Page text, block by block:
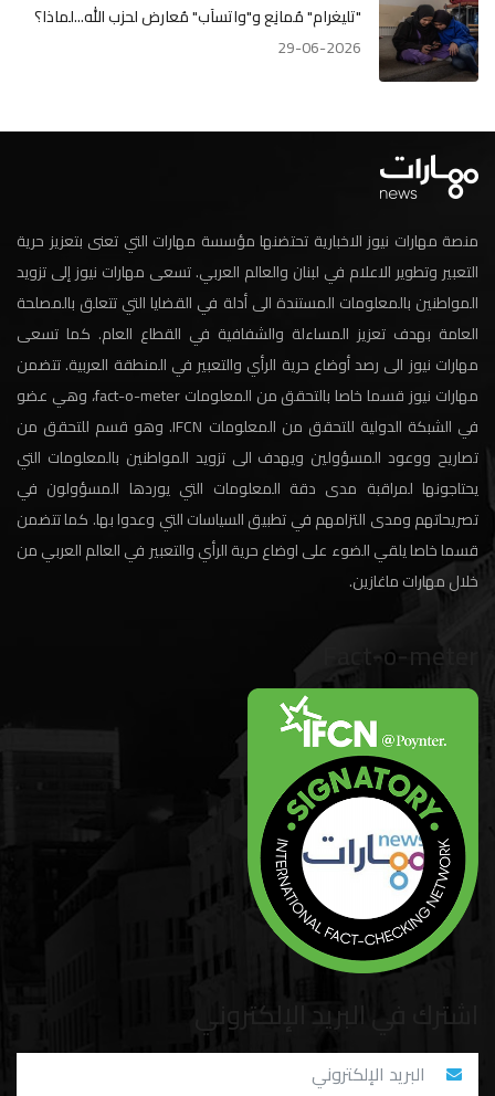
"تليغرام" مُمانِع و"واتسآب" مُعارض لحزب الله...لماذا؟
29-06-2026
منصة مهارات نيوز الاخبارية تحتضنها مؤسسة مهارات التي تعنى بتعزيز حرية
التعبير وتطوير الاعلام في لبنان والعالم العربي. تسعى مهارات نيوز إلى تزويد
المواطنين بالمعلومات المستندة الى أدلة في القضايا التي تتعلق بالمصلحة
العامة بهدف تعزيز المساءلة والشفافية في القطاع العام. كما تسعى
مهارات نيوز الى رصد أوضاع حرية الرأي والتعبير في المنطقة العربية. تتضمن
مهارات نيوز قسما خاصا بالتحقق من المعلومات fact-o-meter، وهي عضو
في الشبكة الدولية للتحقق من المعلومات IFCN. وهو قسم للتحقق من
تصاريح ووعود المسؤولين ويهدف الى تزويد المواطنين بالمعلومات التي
يحتاجونها لمراقبة مدى دقة المعلومات التي يوردها المسؤولون في
تصريحاتهم ومدى التزامهم في تطبيق السياسات التي وعدوا بها. كما تتضمن
قسما خاصا يلقي الضوء على اوضاع حرية الرأي والتعبير في العالم العربي من
خلال مهارات ماغازين.
Fact-o-meter
اشترك في البريد الإلكتروني